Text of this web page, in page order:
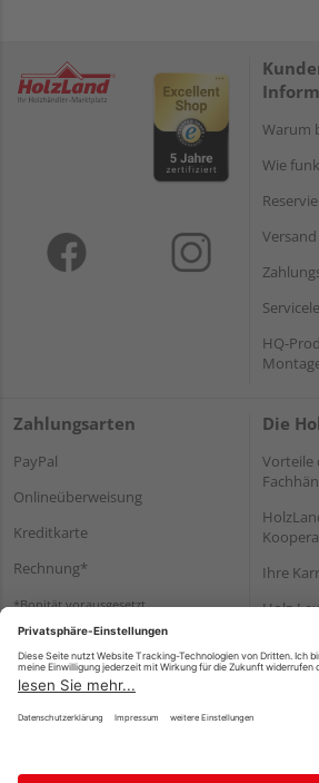
Warum
Wie
HQ-
Zahlungsarten
PayPal
Onlineüberweisung
Kreditkarte
Rechnung*
*Bonität vorausgesetzt
Die
Vorteile
Ihre
Holz-
Impressum Datenschutz